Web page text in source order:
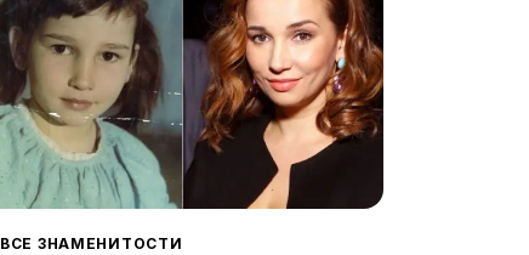
ВСЕ ЗНАМЕНИТОСТИ